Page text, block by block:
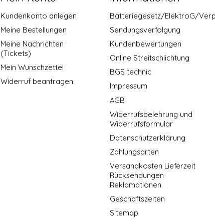
Kundenkonto anlegen
Meine Bestellungen
Meine Nachrichten
(Tickets)
Mein Wunschzettel
Widerruf beantragen
Batteriegesetz/ElektroG/
Sendungsverfolgung
Kundenbewertungen
Online Streitschlichtung
BGS technic
Impressum
AGB
Widerrufsbelehrung und
Widerrufsformular
Datenschutzerklärung
Zahlungsarten
Versandkosten Lieferzeit
Rücksendungen
Reklamationen
Geschäftszeiten
Sitemap